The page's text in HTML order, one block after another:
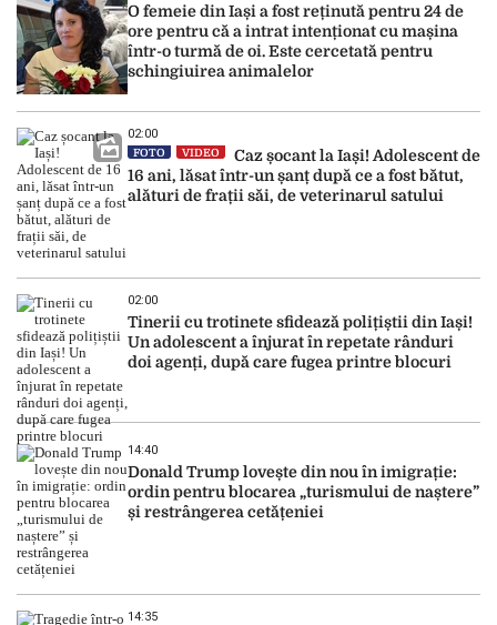
O femeie din Iași a fost reținută pentru 24 de
ore pentru că a intrat intenționat cu mașina
într-o turmă de oi. Este cercetată pentru
schingiuirea animalelor
02:00
FOTO VIDEO
Caz șocant la Iași! Adolescent de
16 ani, lăsat într-un șanț după ce a fost bătut,
alături de frații săi, de veterinarul satului
02:00
Tinerii cu trotinete sfidează polițiștii din Iași!
Un adolescent a înjurat în repetate rânduri
doi agenți, după care fugea printre blocuri
14:40
Donald Trump lovește din nou în imigrație:
ordin pentru blocarea „turismului de naștere”
și restrângerea cetățeniei
14:35